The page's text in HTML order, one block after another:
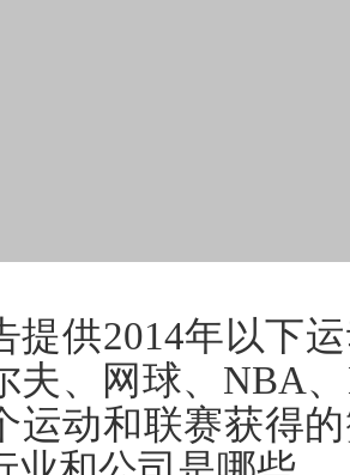
提供2014年以下
夫、网球、NBA
运动和联赛获得